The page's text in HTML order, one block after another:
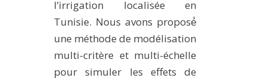
l’irrigation localisée en
Tunisie. Nous avons proposé́
une méthode de modélisation
multi-critère et multi-échelle
pour simuler les effets de